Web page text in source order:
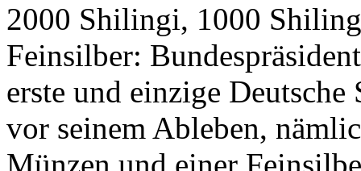
2000 Shilingi, 1000
Feinsilber:
erste und einzige Deutsche
vor seinem Ableben,
Münzen und einer